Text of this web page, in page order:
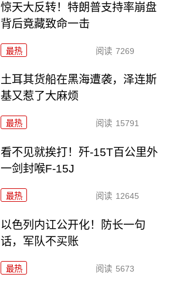
惊天大反转！特朗普支持率崩盘
背后竟藏致命一击
最热 阅读 7269
土耳其货船在黑海遭袭，泽连斯
基又惹了大麻烦
最热 阅读 15791
看不见就挨打！歼-15T百公里外
一剑封喉F-15J
最热 阅读 12645
以色列内讧公开化！防长一句
话，军队不买账
最热 阅读 5673